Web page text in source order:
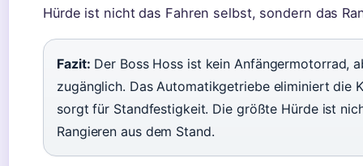
Hürde ist nicht das Fahren selbst, sondern das
Fazit: Der Boss Hoss ist kein Anfängermotorrad,
zugänglich. Das Automatikgetriebe eliminiert die
sorgt für Standfestigkeit. Die größte Hürde ist
Rangieren aus dem Stand.